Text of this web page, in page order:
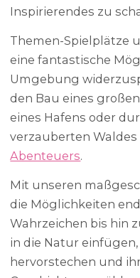
Inspirierendes zu
Themen-Spielplätze
eine fantastische
Umgebung
den Bau eines
eines Hafens oder
verzauberten
Abenteuers.
Mit unseren
die Möglichkeiten
Wahrzeichen bis hin
in die Natur
hervorstechen und